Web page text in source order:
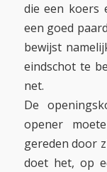
die een koers
een goed
bewijst
eindschot te
net.
De
opener
gereden door
doet het, op